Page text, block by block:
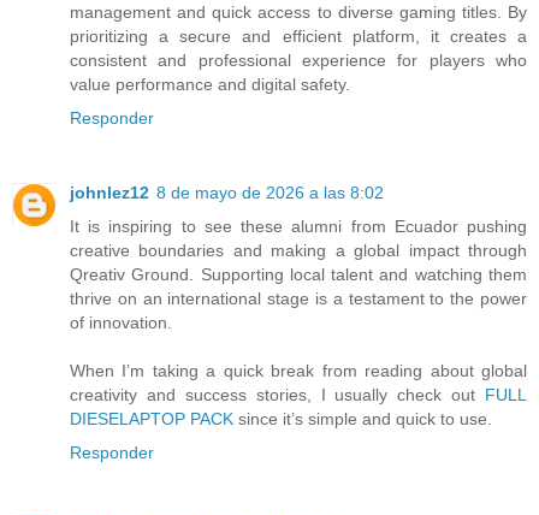
management and quick access to diverse gaming titles. By
prioritizing a secure and efficient platform, it creates a
consistent and professional experience for players who
value performance and digital safety.
Responder
johnlez12 8 de mayo de 2026 a las 8:02
It is inspiring to see these alumni from Ecuador pushing
creative boundaries and making a global impact through
Qreativ Ground. Supporting local talent and watching them
thrive on an international stage is a testament to the power
of innovation.
When I’m taking a quick break from reading about global
creativity and success stories, I usually check out FULL
DIESELAPTOP PACK since it’s simple and quick to use.
Responder